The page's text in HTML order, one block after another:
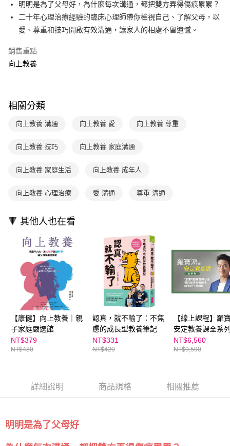
相關說明
【大哥付你分期使用說明】
1.本服務由台灣大哥大提供，台灣大哥大用戶可立即使用無須另外申請。
流程，驗證手機門號後，選擇欲分期的期數、繳款截止日，確認付款後即完
成交易。
法說明評估內容。
【繳款方式說明】
1.分期款項不併入電信帳單，「大哥付你分期」於每月結算日後寄送繳費提
醒簡訊。
帳／街口支付／iPASS MONEY」等通路繳費。
1.本服務係由「台灣大哥大股份有限公司」（以下簡稱本公司）所提供，讓
買賣價金債權讓與本公司後，依約使用本公司帳單繳交帳款。
由本公司與您本人進行分期帳單所需資料之確認、核對及更正。
AFTEE先享後付
相關說明
AFTEE先享後付是「在收到商品之後才付款」的支付方式。 讓您購物簡單
３．安心：先確認商品／服務後，再付款。
【「AFTEE先享後付」結帳流程】
２．訂單成立數日內，您將收到繳費通知簡訊。
ATM／網路銀行／等多元方式進行付款，方視為交易完成。
後付繳納相關費用。
是否繳費成功／繳費後需取消欲退款等相關疑問，請聯繫「AFTEE先享後付
客戶支援中心」https://netprotections.freshdesk.com/support/home
【注意事項】
１．透過由恩沛科技股份有限公司提供之「AFTEE先享後付」服務完成之交
易，需依本服務之必要範圍內提供個人資料，並將交易相關給付款項請求債
權轉讓予恩沛科技股份有限公司。
２．關於個人資料處理事宜，請瀏覽以下網址：
https://aftee.tw/terms/#terms3
３．未成年的使用者請事先徵得法定代理人或監護人之同意方可使用
「AFTEE先享後付」，若未經同意申辦者引起之損失，本公司不負相關責
任。
４．使用「AFTEE先享後付」時，將依據個別帳號之用戶狀況，依本公司即
請求用戶進行身份認證。
５．嚴禁一人註冊多個帳號或使用他人資訊註冊。若發現惡意使用之情形，
ATM付款
付款後全家取貨｜8/8-8/14運費優惠，結帳滿499即享免運。
每筆NT$70，滿NT$499(含以上)免運費
國內宅配/郵寄 (不適用離島、海外及郵局i郵箱)
每筆NT$200
海外包裹航空運送
明明是為了父母好，為什麼每次溝通，都把雙方弄得傷痕累累？
二十年心理治療經驗的臨床心理師帶你檢視自己、了解父母，以
愛、尊重和技巧開啟有效溝通，讓家人的相處不留遺憾。
銷售重點
向上教養
相關分類
向上教養 溝通 向上教養 愛 向上教養 尊重
向上教養 技巧 向上教養 家庭溝通
向上教養 家庭生活 向上教養 成年人
向上教養 心理治療 愛 溝通 尊重 溝通
🔻 其他人也在看
【康健】向上教養｜親
子家庭嚴選館
NT$379
NT$480
認真，就不輸了：不焦
慮的成長型教養筆記
NT$331
NT$420
【線上課程】羅
安定教養課全系
課程一次擁有，
決教養困境，培
NT$6,560
NT$9,590
詳細說明 商品規格 相關推薦
明明是為了父母好